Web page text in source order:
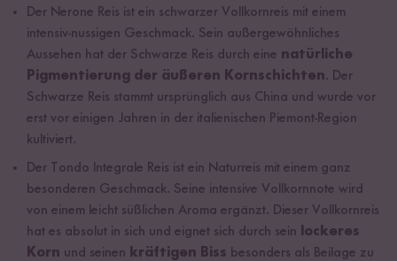
Der Nerone Reis ist ein schwarzer Vollkornreis mit einem
intensiv-nussigen Geschmack. Sein außergewöhnliches
Aussehen hat der Schwarze Reis durch eine natürliche
Pigmentierung der äußeren Kornschichten. Der
Schwarze Reis stammt ursprünglich aus China und wurde vor
erst vor einigen Jahren in der italienischen Piemont-Region
kultiviert.
Der Tondo Integrale Reis ist ein Naturreis mit einem ganz
besonderen Geschmack. Seine intensive Vollkornnote wird
von einem leicht süßlichen Aroma ergänzt. Dieser Vollkornreis
hat es absolut in sich und eignet sich durch sein
lockeres
Korn und seinen kräftigen Biss besonders als Beilage zu